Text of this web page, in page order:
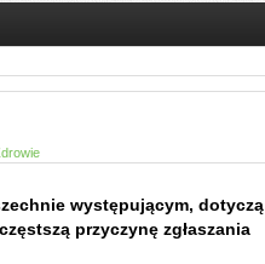
występującym, dotyczą
przyczynę zgłaszania